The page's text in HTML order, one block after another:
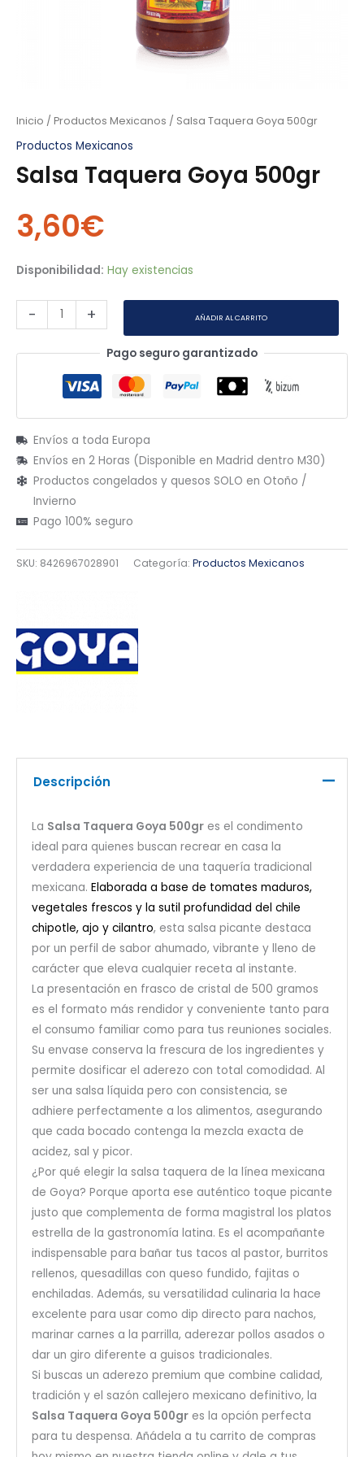
Inicio / Productos Mexicanos / Salsa Taquera Goya 500gr
Productos Mexicanos
Salsa Taquera Goya 500gr
3,60€
Disponibilidad: Hay existencias
- + AÑADIR AL CARRITO
Pago seguro garantizado
Envíos a toda Europa
Envíos en 2 Horas (Disponible en Madrid dentro M30)
Productos congelados y quesos SOLO en Otoño /
Invierno
Pago 100% seguro
SKU: 8426967028901 Categoría: Productos Mexicanos
Descripción
La Salsa Taquera Goya 500gres el condimento
ideal para quienes buscan recrear en casa la
verdadera experiencia de una taquería tradicional
mexicana. Elaborada a base de tomates maduros,
vegetales frescos y la sutil profundidad del chile
chipotle, ajo y cilantro, esta salsa picante destaca
por un perfil de sabor ahumado, vibrante y lleno de
carácter que eleva cualquier receta al instante.
La presentación en frasco de cristal de 500 gramos
es el formato más rendidor y conveniente tanto para
el consumo familiar como para tus reuniones sociales.
Su envase conserva la frescura de los ingredientes y
permite dosificar el aderezo con total comodidad. Al
ser una salsa líquida pero con consistencia, se
adhiere perfectamente a los alimentos, asegurando
que cada bocado contenga la mezcla exacta de
acidez, sal y picor.
¿Por qué elegir la salsa taquera de la línea mexicana
de Goya? Porque aporta ese auténtico toque picante
justo que complementa de forma magistral los platos
estrella de la gastronomía latina. Es el acompañante
indispensable para bañar tus tacos al pastor, burritos
rellenos, quesadillas con queso fundido, fajitas o
enchiladas. Además, su versatilidad culinaria la hace
excelente para usar como dip directo para nachos,
marinar carnes a la parrilla, aderezar pollos asados o
dar un giro diferente a guisos tradicionales.
Si buscas un aderezo premium que combine calidad,
tradición y el sazón callejero mexicano definitivo, la
Salsa Taquera Goya 500gres la opción perfecta
para tu despensa. Añádela a tu carrito de compras